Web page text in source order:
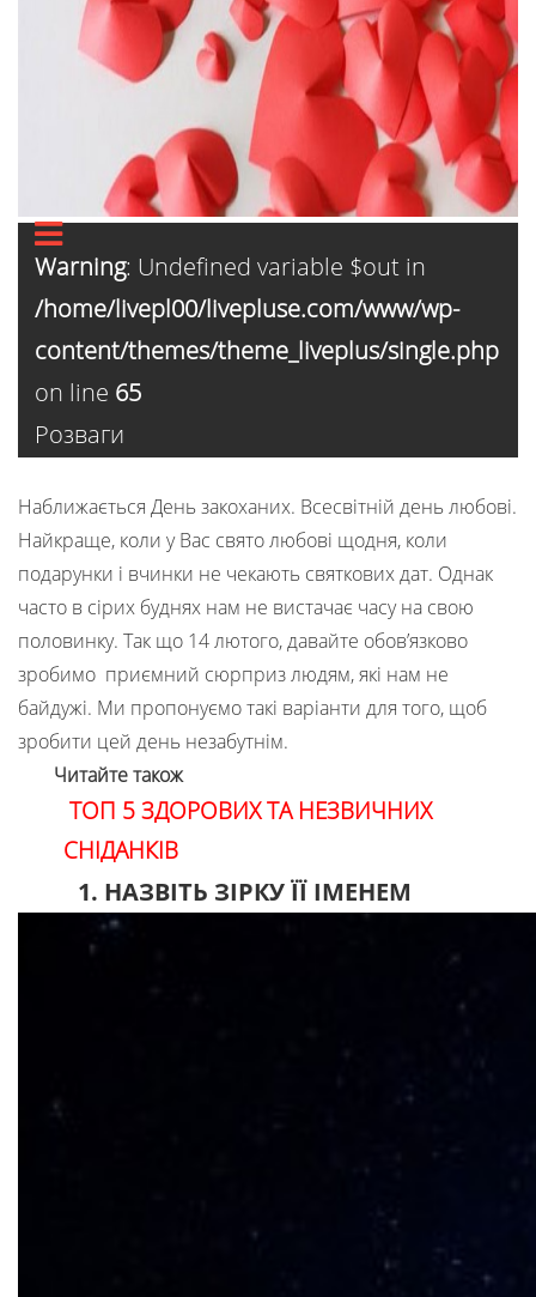
Warning: Undefined variable $out in
/home/livepl00/livepluse.com/www/wp-
content/themes/theme_liveplus/single.php
on line 65
Розваги
Наближається День закоханих. Всесвітній день любові.
Найкраще, коли у Вас свято любові щодня, коли
подарунки і вчинки не чекають святкових дат. Однак
часто в сірих буднях нам не вистачає часу на свою
половинку. Так що 14 лютого, давайте обов’язково
зробимо приємний сюрприз людям, які нам не
байдужі. Ми пропонуємо такі варіанти для того, щоб
зробити цей день незабутнім.
Читайте також
ТОП 5 ЗДОРОВИХ ТА НЕЗВИЧНИХ
СНІДАНКІВ
1. НАЗВІТЬ ЗІРКУ ЇЇ ІМЕНЕМ